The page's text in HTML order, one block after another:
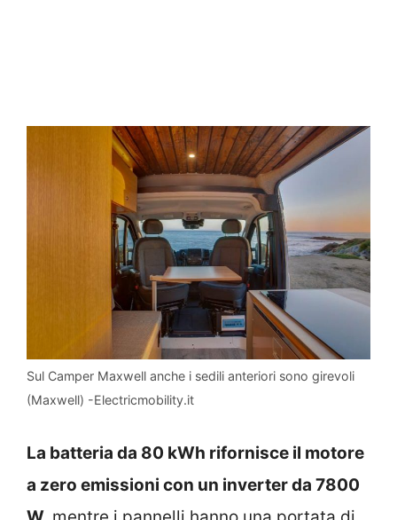
Sul Camper Maxwell anche i sedili anteriori sono girevoli
(Maxwell) -Electricmobility.it
La batteria da 80 kWh rifornisce il motore
a zero emissioni con un inverter da 7800